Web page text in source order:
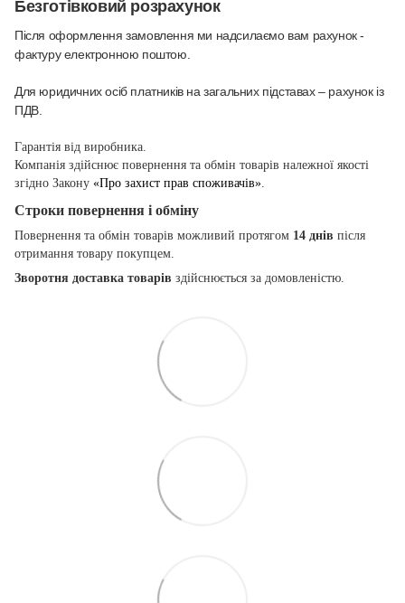
Безготівковий розрахунок
Після оформлення замовлення ми надсилаємо вам рахунок -
фактуру електронною поштою.
Для юридичних осіб платників на загальних підставах – рахунок із
ПДВ.
Гарантія від виробника.
Компанія здійснює повернення та обмін товарів належної якості
згідно Закону «Про захист прав споживачів»
Строки повернення і обміну
Повернення та обмін товарів можливий протягом 14 днів після
отримання товару покупцем.
Зворотня доставка товарів здійснюється за домовленістю.